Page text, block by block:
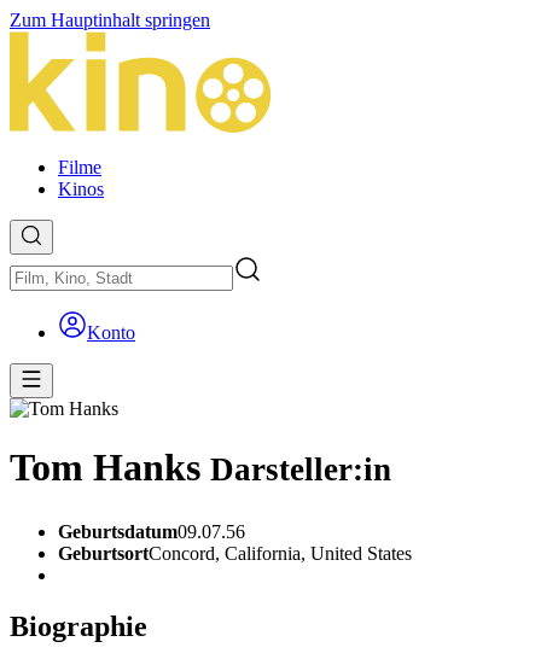
Zum Hauptinhalt springen
Filme
Kinos
Konto
Tom Hanks Darsteller:in
Geburtsdatum09.07.56
GeburtsortConcord, California, United States
Biographie